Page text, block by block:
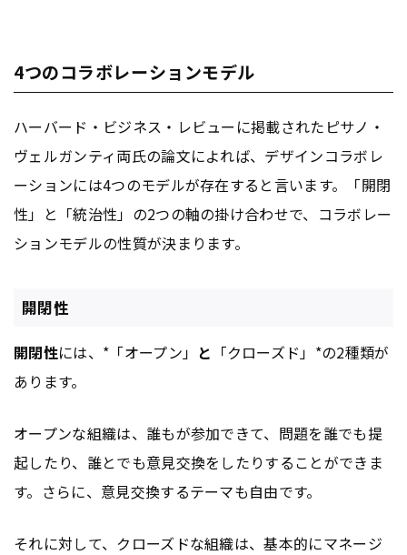
4つのコラボレーションモデル
ハーバード・ビジネス・レビューに掲載されたピサノ・
ヴェルガンティ両氏の論文によれば、デザインコラボレ
ーションには4つのモデルが存在すると言います。「開閉
性」と「統治性」の2つの軸の掛け合わせで、コラボレー
ションモデルの性質が決まります。
開閉性
開閉性には、*「オープン」 と 「クローズド」*の2種類が
あります。
オープンな組織は、誰もが参加できて、問題を誰でも提
起したり、誰とでも意見交換をしたりすることができま
す。さらに、意見交換するテーマも自由です。
それに対して、クローズドな組織は、基本的にマネージ